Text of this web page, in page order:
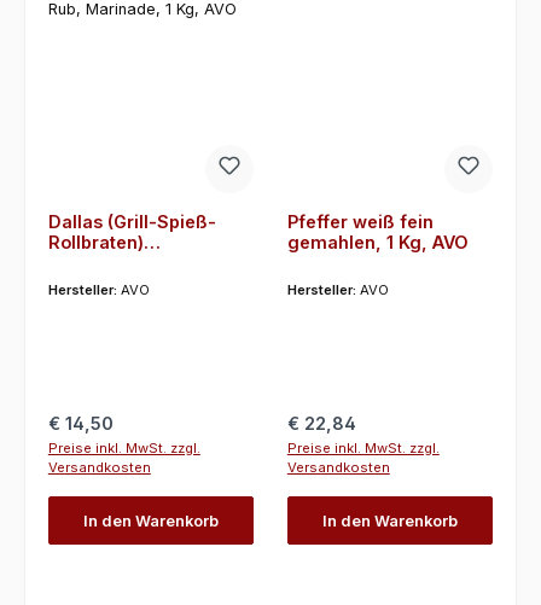
Dallas (Grill-Spieß-
Rollbraten)
Marinade, 1 Kg, AVO
Hersteller: AVO
Regulärer Preis:
€ 14,50
Preise inkl. MwSt. zzgl.
Versandkosten
In den Warenkorb
Pfeffer weiß fein
gemahlen, 1 Kg, AVO
Hersteller: AVO
Regulärer Preis:
€ 22,84
Preise inkl. MwSt. zzgl.
Versandkosten
In den Warenkorb